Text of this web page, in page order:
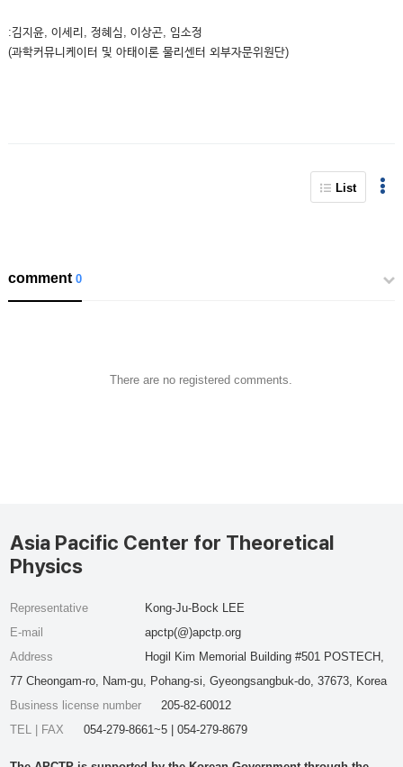
:김지윤, 이세리, 정혜심, 이상곤, 임소정
(과학커뮤니케이터 및 아태이론 물리센터 외부자문위원단)
List
comment0
There are no registered comments.
Asia Pacific Center for Theoretical
Physics
Representative
Kong-Ju-Bock LEE
E-mail
apctp(@)apctp.org
Address
Hogil Kim Memorial Building #501 POSTECH,
77 Cheongam-ro, Nam-gu, Pohang-si, Gyeongsangbuk-do, 37673, Korea
Business license number
205-82-60012
TEL | FAX
054-279-8661~5 | 054-279-8679